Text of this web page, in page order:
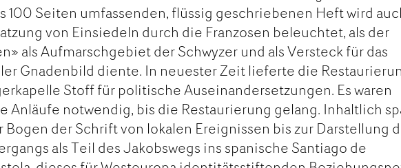
100 Seiten umfassenden, flüssig geschriebenen Heft wird
von Einsiedeln durch die Franzosen beleuchtet, als der
als Aufmarschgebiet der Schwyzer und als Versteck für das
Gnadenbild diente. In neuester Zeit lieferte die
Stoff für politische Auseinandersetzungen. Es waren
Anläufe notwendig, bis die Restaurierung gelang. Inhaltlich
Bogen der Schrift von lokalen Ereignissen bis zur Darstellung
als Teil des Jakobswegs ins spanische Santiago de